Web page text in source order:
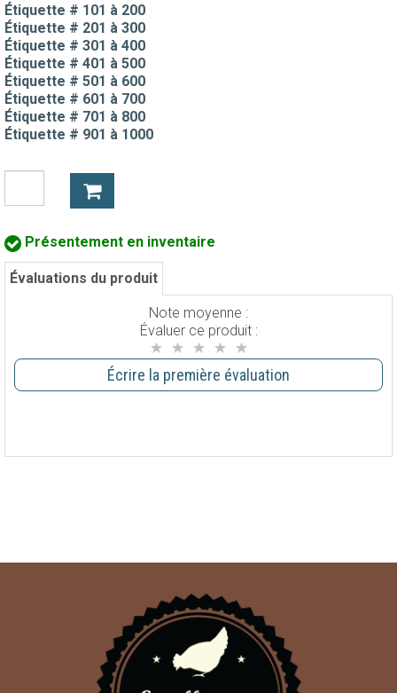
Étiquette # 101 à 200
Étiquette # 201 à 300
Étiquette # 301 à 400
Étiquette # 401 à 500
Étiquette # 501 à 600
Étiquette # 601 à 700
Étiquette # 701 à 800
Étiquette # 901 à 1000
Présentement en inventaire
Évaluations du produit
Note moyenne :
Évaluer ce produit :
Écrire la première évaluation